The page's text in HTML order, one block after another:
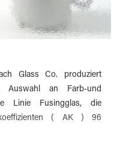
Glass Co. produziert
Auswahl an Farb-und
Linie Fusingglas, die
( AK ) 96